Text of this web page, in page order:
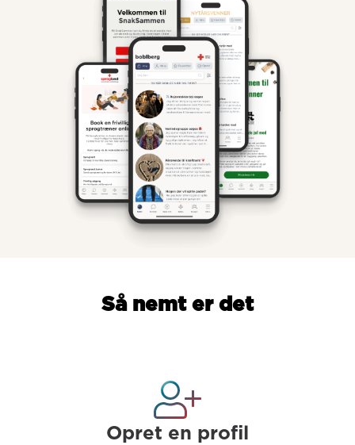
Så nemt er det
Opret en profil